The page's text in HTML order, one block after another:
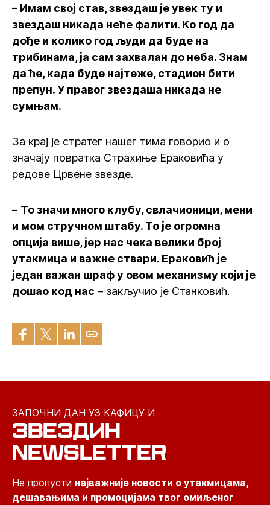
– Имам свој став, звездаш је увек ту и
звездаш никада неће фалити. Ко год да
дође и колико год људи да буде на
трибинама, ја сам захвалан до неба. Знам
да ће, када буде најтеже, стадион бити
препун. У правог звездаша никада не
сумњам.
За крај је стратег нашег тима говорио и о
значају повратка Страхиње Ераковића у
редове Црвене звезде.
– То значи много клубу, свлачионици, мени
и мом стручном штабу. То је огромна
опција више, јер нас чека велики број
утакмица и важне ствари. Ераковић је
један важан шраф у овом механизму који је
дошао код нас – закључио је Станковић.
ЗАПОЧНИ ДАН УЗ КАФИЦУ И
ЗВЕЗДИН
NEWSLETTER
Не пропусти најважније новости о утакмицама,
дешавањима и промоцијама твог омиљеног